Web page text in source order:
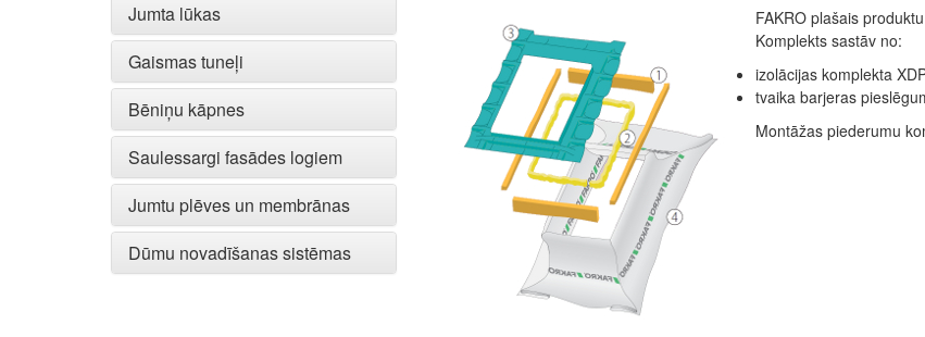
Jumta lūkas
Gaismas tuneļi
Bēniņu kāpnes
Saulessargi fasādes logiem
Jumtu plēves un membrānas
Dūmu novadīšanas sistēmas
FAKRO plašais
Komplekts sastāv no:
izolācijas komplekta
tvaika barjeras
Montāžas piederumu